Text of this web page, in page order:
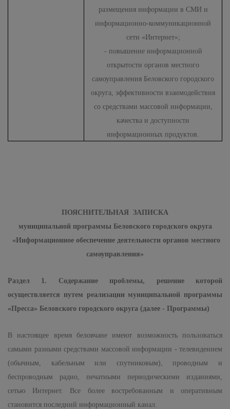
размещения информации в СМИ и
информационно-коммуникационной
сети «Интернет»;
- повышение информационной
открытости органов местного
самоуправления Беловского городского
округа, эффективности взаимодействия
со средствами массовой информации,
качества и доступности
информационных продуктов.
ПОЯСНИТЕЛЬНАЯ ЗАПИСКА
муниципальной программы Беловского городского округа
«Информационное обеспечение деятельности органов местного
самоуправления»
Раздел 1. Содержание проблемы, решение которой
осуществляется путем реализации муниципальной программы
«Пресса» Беловского городского округа (далее - Программы)
В настоящее время беловчане имеют возможность пользоваться
самыми разными средствами массовой информации - телевидением
(обычным, кабельным или спутниковым), проводным и
беспроводным радио, печатными периодическими изданиями,
сетью Интернет. Все более востребованным и оперативным
становится последний информационный канал.